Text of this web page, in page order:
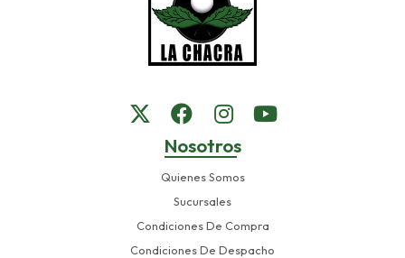
Nosotros
Quienes Somos
Sucursales
Condiciones De Compra
Condiciones De Despacho